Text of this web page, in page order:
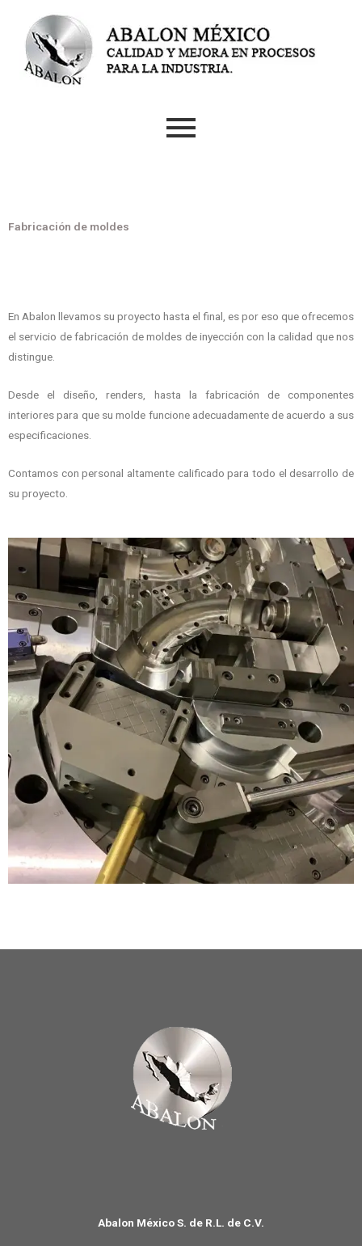
contenido
Fabricación de moldes
En Abalon llevamos su proyecto hasta el final, es por eso que ofrecemos
el servicio de fabricación de moldes de inyección con la calidad que nos
distingue.
Desde el diseño, renders, hasta la fabricación de componentes
interiores para que su molde funcione adecuadamente de acuerdo a sus
especificaciones.
Contamos con personal altamente calificado para todo el desarrollo de
su proyecto.
Abalon México S. de R.L. de C.V.